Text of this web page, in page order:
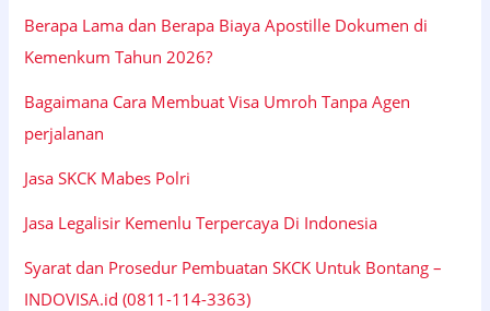
Berapa Lama dan Berapa Biaya Apostille Dokumen di
Kemenkum Tahun 2026?
Bagaimana Cara Membuat Visa Umroh Tanpa Agen
perjalanan
Jasa SKCK Mabes Polri
Jasa Legalisir Kemenlu Terpercaya Di Indonesia
Syarat dan Prosedur Pembuatan SKCK Untuk Bontang –
INDOVISA.id (0811-114-3363)